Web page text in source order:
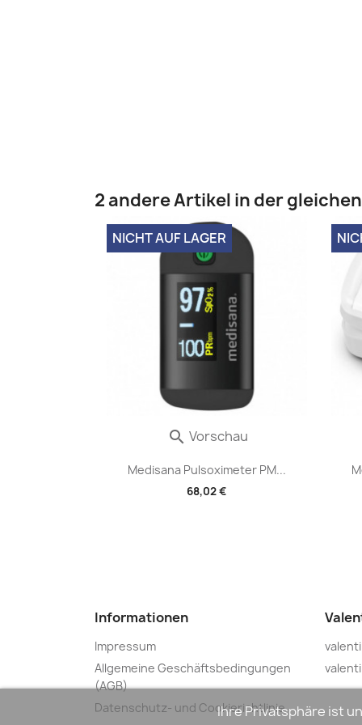
2 andere Artikel in der
Medisana Pulsoximeter PM...
68,02 €
NICHT AUF LAGER
 Vorschau
Informationen
Impressum
Allgemeine Geschäftsbedingungen
(AGB)
Datenschutz- und Cookierichtlinie
Ihre Privatsphäre ist